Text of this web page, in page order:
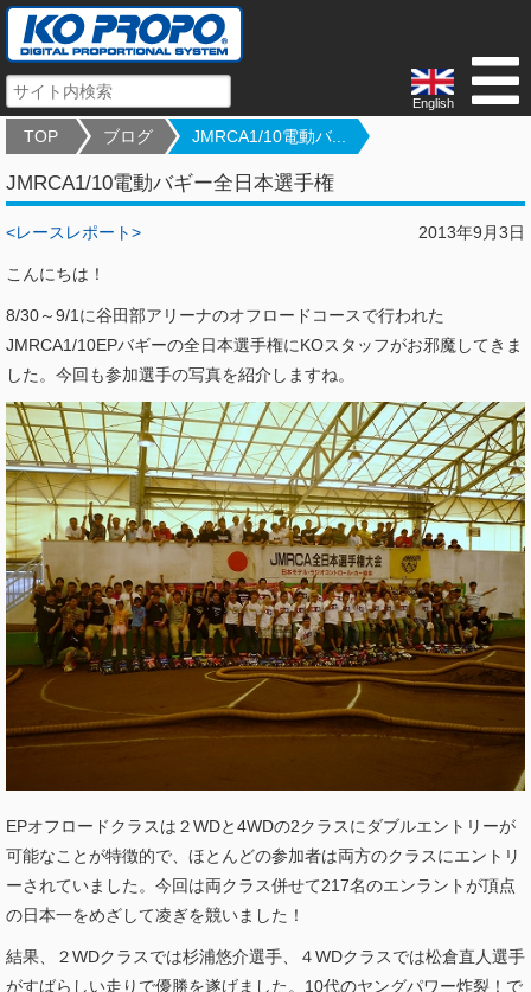
English
TOP ブログ JMRCA1/10電動バ...
JMRCA1/10電動バギー全日本選手権
2013年9月3日
<レースレポート>
こんにちは！
8/30～9/1に谷田部アリーナのオフロードコースで行われた
JMRCA1/10EPバギーの全日本選手権にKOスタッフがお邪魔してきま
した。今回も参加選手の写真を紹介しますね。
EPオフロードクラスは２WDと4WDの2クラスにダブルエントリーが
可能なことが特徴的で、ほとんどの参加者は両方のクラスにエントリ
ーされていました。今回は両クラス併せて217名のエンラントが頂点
の日本一をめざして凌ぎを競いました！
結果、２WDクラスでは杉浦悠介選手、４WDクラスでは松倉直人選手
がすばらしい走りで優勝を遂げました。10代のヤングパワー炸裂！で